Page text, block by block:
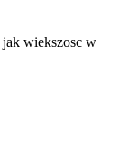
wiekszosc w